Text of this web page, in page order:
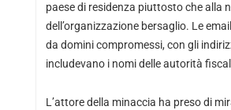
paese di residenza piuttosto che alla
dell’organizzazione bersaglio. Le
da domini compromessi, con gli
includevano i nomi delle autorità
L’attore della minaccia ha preso di